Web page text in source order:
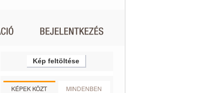
Kép feltöltése
KÉPEK KÖZT MINDENBEN